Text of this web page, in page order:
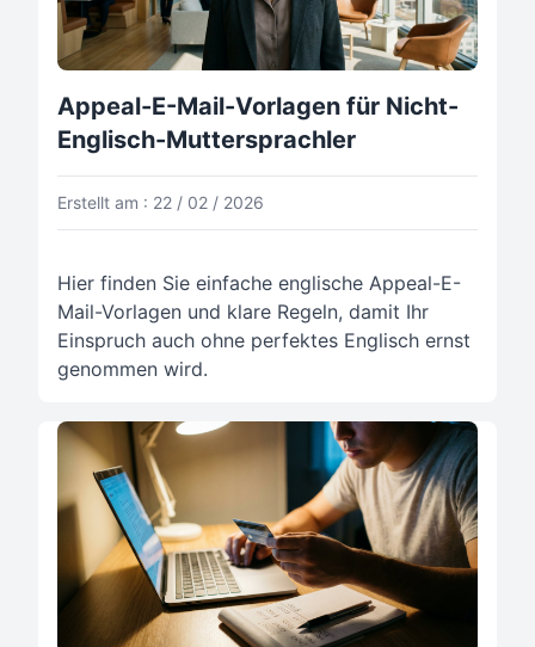
Appeal-E-Mail-Vorlagen für Nicht-
Englisch-Muttersprachler
Erstellt am : 22 / 02 / 2026
Hier finden Sie einfache englische Appeal-E-
Mail-Vorlagen und klare Regeln, damit Ihr
Einspruch auch ohne perfektes Englisch ernst
genommen wird.